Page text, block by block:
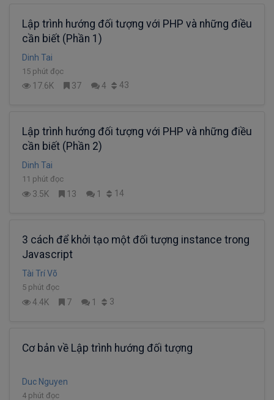
Lập trình hướng đối tượng với PHP và những điều
cần biết (Phần 1)
Dinh Tai
15 phút đọc
17.6K 37 4 43
Lập trình hướng đối tượng với PHP và những điều
cần biết (Phần 2)
Dinh Tai
11 phút đọc
3.5K 13 1 14
3 cách để khởi tạo một đối tượng instance trong
Javascript
Tài Trí Võ
5 phút đọc
4.4K 7 1 3
Cơ bản về Lập trình hướng đối tượng
Duc Nguyen
4 phút đọc